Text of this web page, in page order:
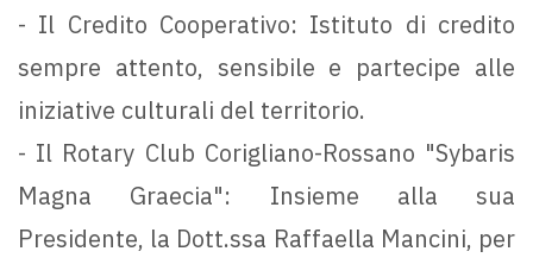
- Il Credito Cooperativo: Istituto di credito
sempre attento, sensibile e partecipe alle
iniziative culturali del territorio.
- Il Rotary Club Corigliano-Rossano "Sybaris
Magna Graecia": Insieme alla sua
Presidente, la Dott.ssa Raffaella Mancini, per